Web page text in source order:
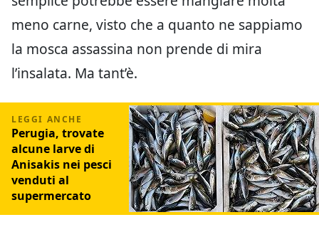
meno carne, visto che a quanto ne sappiamo
la mosca assassina non prende di mira
l’insalata. Ma tant’è.
Perugia, trovate
alcune larve di
Anisakis nei pesci
venduti al
supermercato